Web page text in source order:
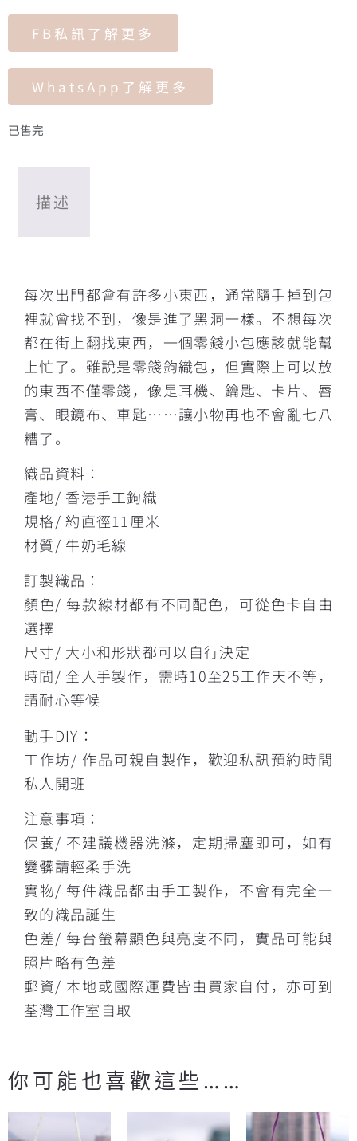
FB私訊了解更多
WhatsApp了解更多
已售完
描述
每次出門都會有許多小東西，通常隨手掉到包
裡就會找不到，像是進了黑洞一樣。不想每次
都在街上翻找東西，一個零錢小包應該就能幫
上忙了。雖說是零錢鉤織包，但實際上可以放
的東西不僅零錢，像是耳機、鑰匙、卡片、唇
膏、眼鏡布、車匙……讓小物再也不會亂七八
糟了。
織品資料：
產地/ 香港手工鉤織
規格/ 約直徑11厘米
材質/ 牛奶毛線
訂製織品：
顏色/ 每款線材都有不同配色，可從色卡自由
選擇
尺寸/ 大小和形狀都可以自行決定
時間/ 全人手製作，需時10至25工作天不等，
請耐心等候
動手DIY：
工作坊/ 作品可親自製作，歡迎私訊預約時間
私人開班
注意事項：
保養/ 不建議機器洗滌，定期掃塵即可，如有
變髒請輕柔手洗
實物/ 每件織品都由手工製作，不會有完全一
致的織品誕生
色差/ 每台螢幕顯色與亮度不同，實品可能與
照片略有色差
郵資/ 本地或國際運費皆由買家自付，亦可到
荃灣工作室自取
你可能也喜歡這些……